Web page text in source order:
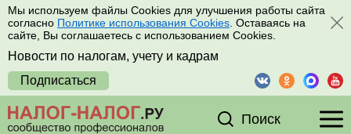
Мы используем файлы Cookies для улучшения работы сайта
согласно Политике использования Cookies . Оставаясь на
сайте, Вы соглашаетесь с использованием Cookies.
Новости по налогам, учету и кадрам
Подписаться
Поиск